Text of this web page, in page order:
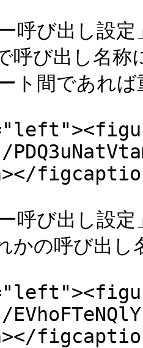
呼び出し設定
呼び出し名
呼び出し設定
かの呼び出し